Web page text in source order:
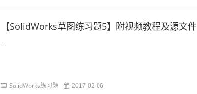
【SolidWorks草图练习题5】附视频教程及源文件
SolidWorks练习题 2017-02-06